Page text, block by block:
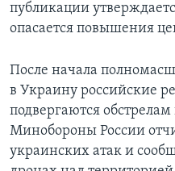
публикации
опасается повышения
После начала
в Украину российские
подвергаются
Минобороны России
украинских атак и